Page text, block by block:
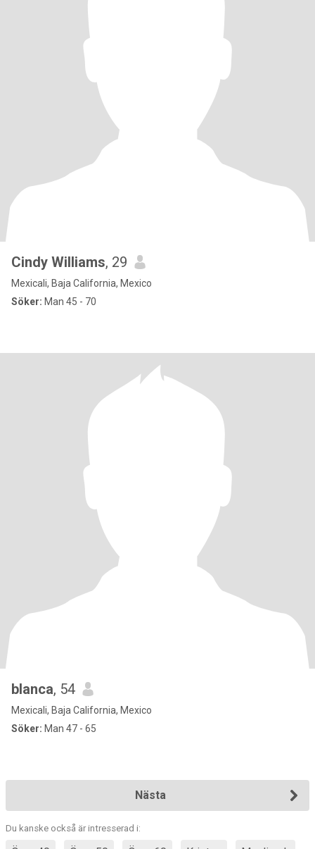
Cindy Williams, 29
Mexicali, Baja California, Mexico
Söker: Man 45 - 70
blanca, 54
Mexicali, Baja California, Mexico
Söker: Man 47 - 65
Nästa
Du kanske också är intresserad i: